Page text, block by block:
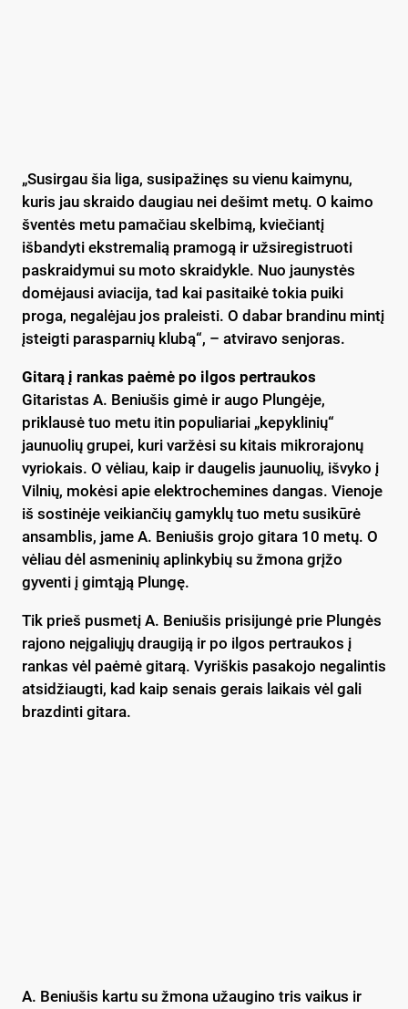
„Susirgau šia liga, susipažinęs su vienu kaimynu,
kuris jau skraido daugiau nei dešimt metų. O kaimo
šventės metu pamačiau skelbimą, kviečiantį
išbandyti ekstremalią pramogą ir užsiregistruoti
paskraidymui su moto skraidykle. Nuo jaunystės
domėjausi aviacija, tad kai pasitaikė tokia puiki
proga, negalėjau jos praleisti. O dabar brandinu mintį
įsteigti parasparnių klubą“, – atviravo senjoras.
Gitarą į rankas paėmė po ilgos pertraukos
Gitaristas A. Beniušis gimė ir augo Plungėje,
priklausė tuo metu itin populiariai „kepyklinių“
jaunuolių grupei, kuri varžėsi su kitais mikrorajonų
vyriokais. O vėliau, kaip ir daugelis jaunuolių, išvyko į
Vilnių, mokėsi apie elektrochemines dangas. Vienoje
iš sostinėje veikiančių gamyklų tuo metu susikūrė
ansamblis, jame A. Beniušis grojo gitara 10 metų. O
vėliau dėl asmeninių aplinkybių su žmona grįžo
gyventi į gimtąją Plungę.
Tik prieš pusmetį A. Beniušis prisijungė prie Plungės
rajono neįgaliųjų draugiją ir po ilgos pertraukos į
rankas vėl paėmė gitarą. Vyriškis pasakojo negalintis
atsidžiaugti, kad kaip senais gerais laikais vėl gali
brazdinti gitara.
A. Beniušis kartu su žmona užaugino tris vaikus ir